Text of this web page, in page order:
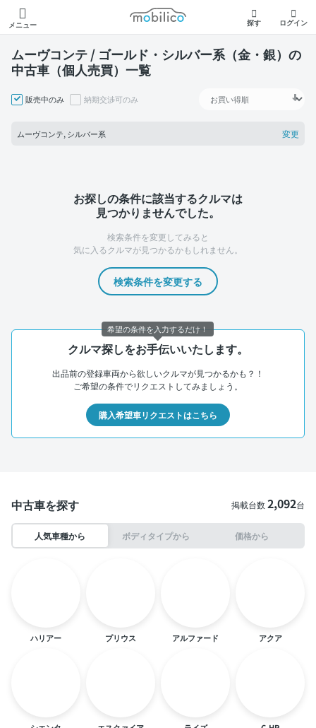
メニュー
モビリコ
探す ログイン
ムーヴコンテ / ゴールド・シルバー系（金・銀）の
中古車（個人売買）一覧
販売中のみ 納期交渉可のみ
ムーヴコンテ, シルバー系 変更
お探しの条件に該当するクルマは
見つかりませんでした。
検索条件を変更してみると
気に入るクルマが見つかるかもしれません。
検索条件を変更する
クルマ探しをお手伝いいたします。
出品前の登録車両から欲しいクルマが見つかるかも？！
ご希望の条件でリクエストしてみましょう。
購入希望車リクエストはこちら
中古車を探す 掲載台数2,092台
人気車種から ボディタイプから 価格から
ハリアー プリウス アルファード アクア
希望の条件を入力するだけ！